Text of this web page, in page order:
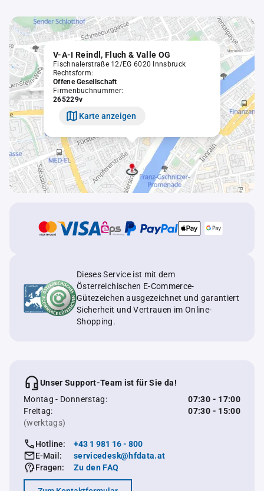
V-A-I Reindl, Fluch & Valle OG
Fischnalerstraße 12/EG 6020 Innsbruck
Rechtsform:
Offene Gesellschaft
Firmenbuchnummer:
265229v
Karte anzeigen
Dieses Service ist mit dem
Österreichischen E-Commerce-
Gütezeichen ausgezeichnet und garantiert
Sicherheit und Vertrauen im Online-
Shopping.
Unser Support-Team ist für Sie da!
Montag - Donnerstag:
07:30 - 17:00
Freitag:
07:30 - 15:00
(werktags)
Hotline:
+43 1 981 16 - 800
E-Mail:
servicedesk@hfdata.at
Fragen:
Zu den FAQ